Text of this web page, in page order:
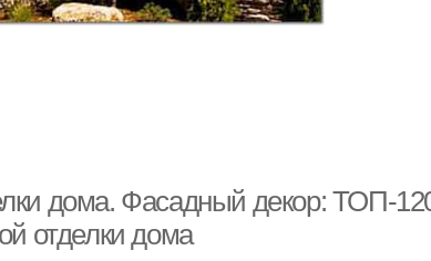
дома. Фасадный декор: ТОП-
отделки дома